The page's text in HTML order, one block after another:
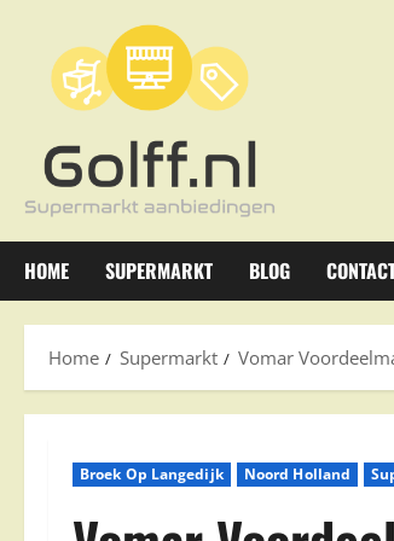
inhoud
HOME SUPERMARKT BLOG
Home Supermarkt Vomar
Broek Op Langedijk Noord Holland